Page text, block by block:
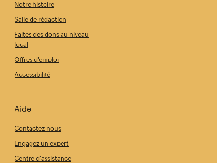
Notre histoire
Salle de rédaction
Faites des dons au niveau
local
Offres d'emploi
Accessibilité
Aide
Contactez-nous
Engagez un expert
Centre d'assistance